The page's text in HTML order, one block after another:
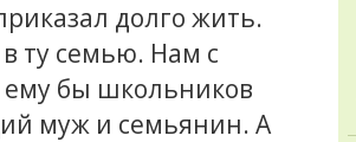
долго жить.
ту семью. Нам с
ему бы школьников
муж и семьянин. А